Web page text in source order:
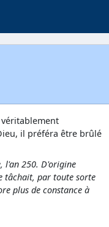
il préféra être brûlé
l'an 250. D'origine
tâchait, par toute sorte
plus de constance à